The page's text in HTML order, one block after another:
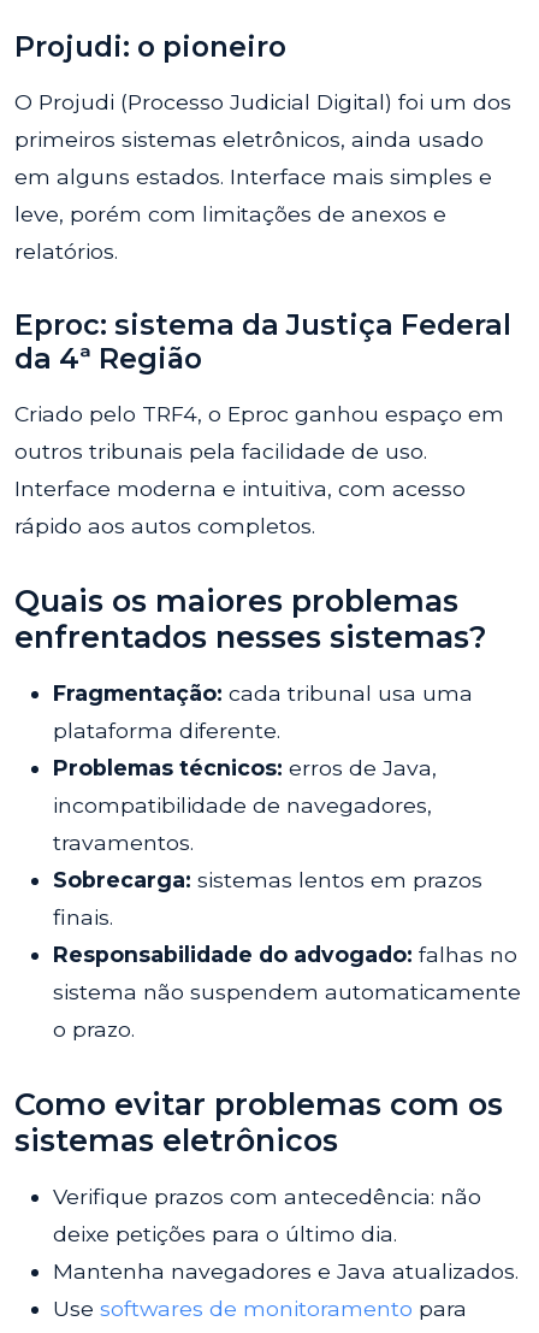
Projudi: o pioneiro
O Projudi (Processo Judicial Digital) foi um dos
primeiros sistemas eletrônicos, ainda usado
em alguns estados. Interface mais simples e
leve, porém com limitações de anexos e
relatórios.
Eproc: sistema da Justiça Federal
da 4ª Região
Criado pelo TRF4, o Eproc ganhou espaço em
outros tribunais pela facilidade de uso.
Interface moderna e intuitiva, com acesso
rápido aos autos completos.
Quais os maiores problemas
enfrentados nesses sistemas?
Fragmentação: cada tribunal usa uma
plataforma diferente.
Problemas técnicos: erros de Java,
incompatibilidade de navegadores,
travamentos.
Sobrecarga: sistemas lentos em prazos
finais.
Responsabilidade do advogado: falhas no
sistema não suspendem automaticamente
o prazo.
Como evitar problemas com os
sistemas eletrônicos
Verifique prazos com antecedência: não
deixe petições para o último dia.
Mantenha navegadores e Java atualizados.
Use softwares de monitoramento para